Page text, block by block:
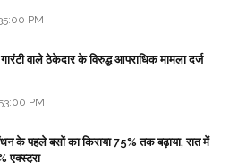
PM
वाले ठेकेदार के विरुद्ध आपराधिक मामला दर्ज
PM
के पहले बसों का किराया 75% तक बढ़ाया, रात में
एक्स्ट्रा